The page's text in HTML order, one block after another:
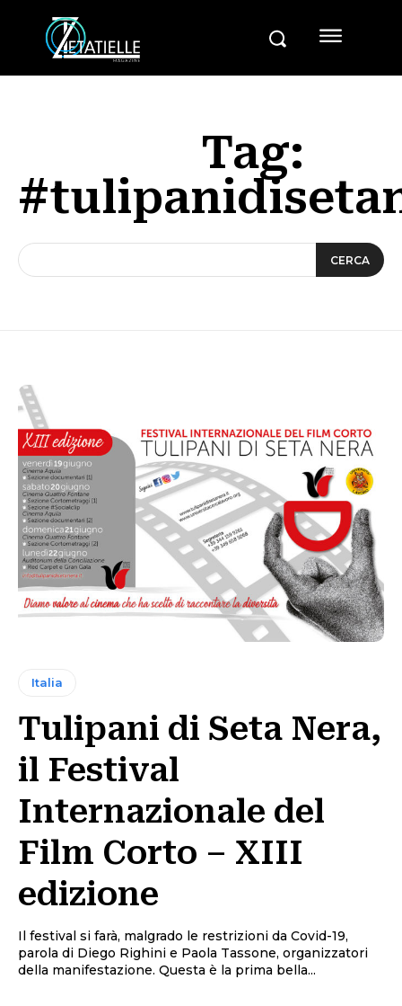
Tag:
CERCA
Italia
Tulipani di Seta Nera,
il Festival
Internazionale del
Film Corto – XIII
edizione
Il festival si farà, malgrado le restrizioni da Covid-19,
parola di Diego Righini e Paola Tassone, organizzatori
della manifestazione. Questa è la prima bella...